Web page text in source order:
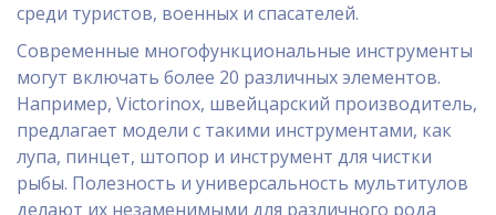
среди туристов, военных и спасателей.
Современные многофункциональные инструменты
могут включать более 20 различных элементов.
Например, Victorinox, швейцарский производитель,
предлагает модели с такими инструментами, как
лупа, пинцет, штопор и инструмент для чистки
рыбы. Полезность и универсальность мультитулов
делают их незаменимыми для различного рода